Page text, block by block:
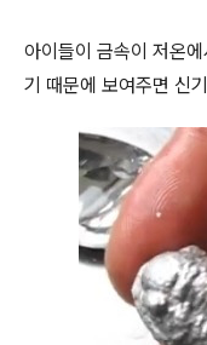
아이들이 금속이 저온
기 때문에 보여주면 신